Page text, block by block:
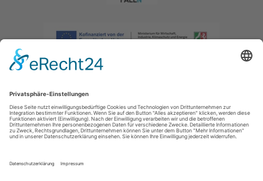
Impressum|Datenschutzerklärung|Barrierefreiheitserklärung